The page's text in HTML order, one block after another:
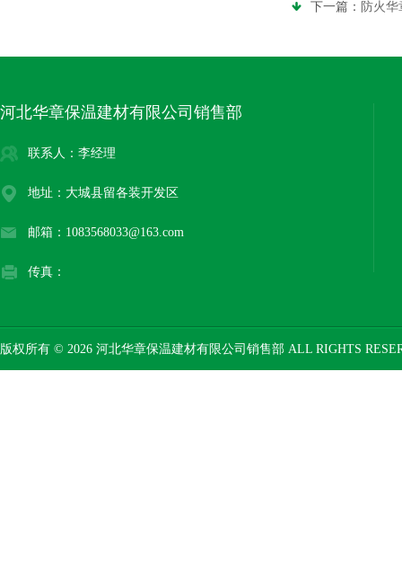
下一篇： 防火
河北华章保温建材有限公司销售部
联系人：李经理
地址：大城县留各装开发区
邮箱：1083568033@163.com
传真：
版权所有 © 2026 河北华章保温建材有限公司销售部 ALL RIGHTS